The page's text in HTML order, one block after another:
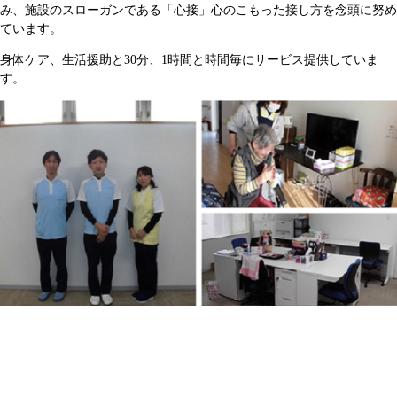
み、施設のスローガンである「心接」心のこもった接し方を念頭に努め
ています。
身体ケア、生活援助と30分、1時間と時間毎にサービス提供していま
す。